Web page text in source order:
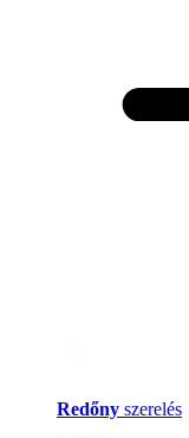
Redőny szerelés